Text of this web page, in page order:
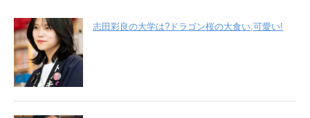
志田彩良の大学は?ドラゴン桜の大食い,可愛い!